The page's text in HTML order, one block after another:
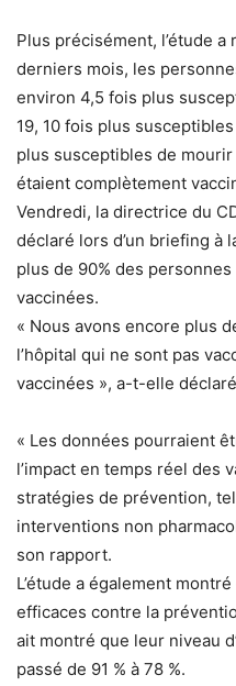
Plus précisément, l’étude a
derniers mois, les
environ 4,5 fois plus
19, 10 fois plus
plus susceptibles de
étaient complètement
Vendredi, la directrice du
déclaré lors d’un briefing à
plus de 90% des
vaccinées.
« Nous avons encore plus
l’hôpital qui ne sont pas
vaccinées », a-t-elle
« Les données pourraient
l’impact en temps réel des
stratégies de prévention,
interventions non
son rapport.
L’étude a également
efficaces contre la
ait montré que leur niveau
passé de 91 % à 78 %.